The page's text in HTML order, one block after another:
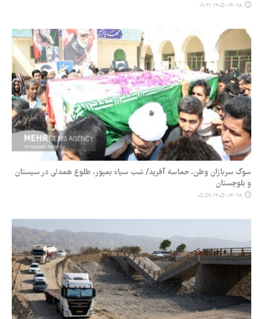
۱۴۰۵-۰۴-۲۸ ۰۹:۲۱
سوگ سربازان وطن، حماسه آفرید/ شب سیاه بمپور، طلوع همدلی در سیستان‌
و بلوچستان
۱۴۰۵-۰۴-۲۸ ۰۵:۵۹